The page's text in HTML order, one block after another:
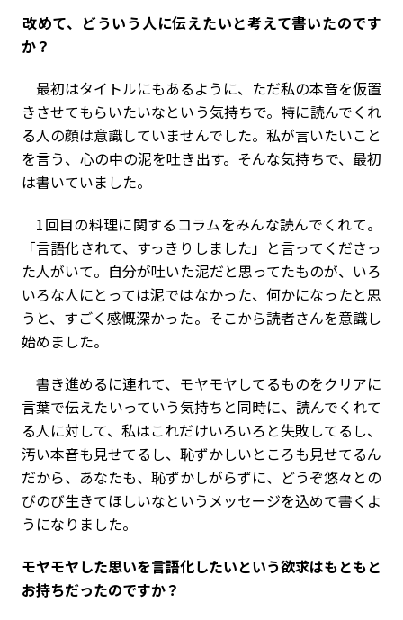
――改めて、どういう人に伝えたいと考えて書いたのです
か？
最初はタイトルにもあるように、ただ私の本音を仮置
きさせてもらいたいなという気持ちで。特に読んでくれ
る人の顔は意識していませんでした。私が言いたいこと
を言う、心の中の泥を吐き出す。そんな気持ちで、最初
は書いていました。
1回目の料理に関するコラムをみんな読んでくれて。
「言語化されて、すっきりしました」と言ってくださっ
た人がいて。自分が吐いた泥だと思ってたものが、いろ
いろな人にとっては泥ではなかった、何かになったと思
うと、すごく感慨深かった。そこから読者さんを意識し
始めました。
書き進めるに連れて、モヤモヤしてるものをクリアに
言葉で伝えたいっていう気持ちと同時に、読んでくれて
る人に対して、私はこれだけいろいろと失敗してるし、
汚い本音も見せてるし、恥ずかしいところも見せてるん
だから、あなたも、恥ずかしがらずに、どうぞ悠々との
びのび生きてほしいなというメッセージを込めて書くよ
うになりました。
――モヤモヤした思いを言語化したいという欲求はもともと
お持ちだったのですか？